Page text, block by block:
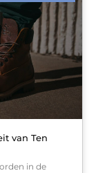
van Ten
in de